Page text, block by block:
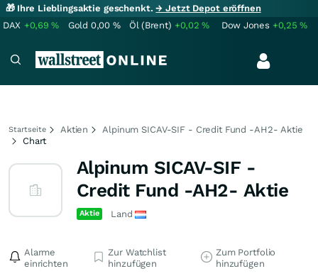
🎁 Ihre Lieblingsaktie geschenkt.→ Jetzt Depot eröffnen
DAX +0,69% Gold 0,00 % Öl (Brent) +0,02% Dow Jones +0,25%
Startseite Aktien
Alpinum SICAV-SIF - Credit Fund -AH2- Aktie
Chart
Alpinum SICAV-SIF -
Credit Fund -AH2- Aktie
Aktie Land
Alarme
einrichten
Zur Watchlist
hinzufügen
Zum Portfolio
hinzufügen